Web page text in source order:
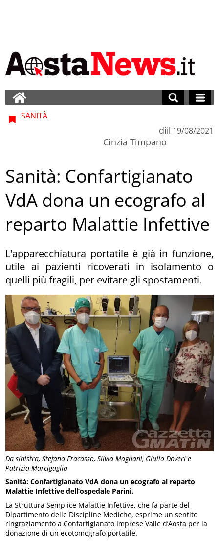
Da sinistra, Stefano Fracasso, Silvia Magnani, Giulio Doveri e
Patrizia Marcigaglia
SANITÀ
di
Cinzia Timpano
il 19/08/2021
Sanità: Confartigianato
VdA dona un ecografo al
reparto Malattie Infettive
L'apparecchiatura portatile è già in funzione,
utile ai pazienti ricoverati in isolamento o
quelli più fragili, per evitare gli spostamenti.
Sanità: Confartigianato VdA dona un ecografo al reparto
Malattie Infettive dell’ospedale Parini.
La Struttura Semplice Malattie Infettive, che fa parte del
Dipartimento delle Discipline Mediche, esprime un sentito
ringraziamento a Confartigianato Imprese Valle d’Aosta per la
donazione di un ecotomografo portatile.